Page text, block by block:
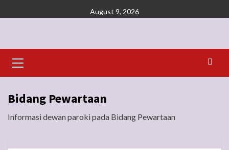
to
August 9, 2026
Menu
Bidang Pewartaan
Informasi dewan paroki pada Bidang Pewartaan